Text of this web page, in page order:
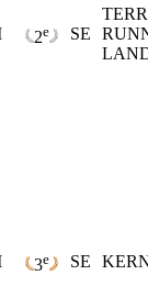
2e SE
3e SE